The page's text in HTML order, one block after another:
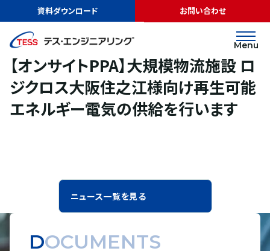
資料ダウンロード お問い合わせ
Menu
ニュース
【オンサイトPPA】大規模物流施設 ロジクロス大阪住之江
様向け再生可能エネルギー電気の供給を行います
リリース
2024.09.26
【オンサイトPPA】大規模物流施設 ロ
ジクロス大阪住之江様向け再生可能
エネルギー電気の供給を行います
ニュース一覧を見る
DOCUMENTS